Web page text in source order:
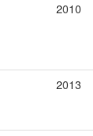
2010
2013